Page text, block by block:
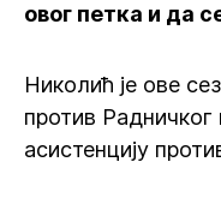
овог петка и да
Николић је ове
против Радничког
асистенцију